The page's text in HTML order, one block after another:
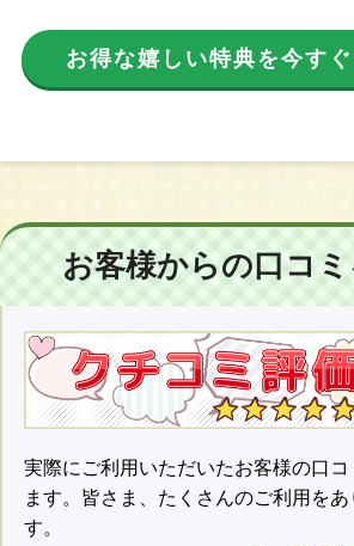
お得な嬉しい特典を今すぐ
お客様からの口コ
実際にご利用いただいたお客様の口
ます。皆さま、たくさんのご利用をあ
す。